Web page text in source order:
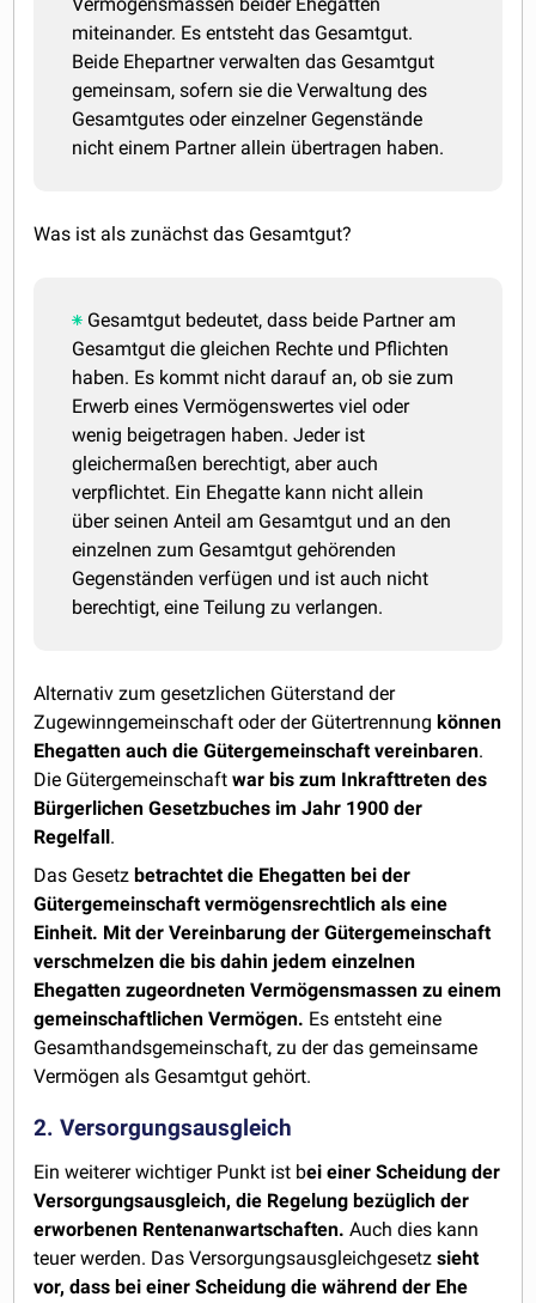
miteinander. Es entsteht das Gesamtgut.
Beide Ehepartner verwalten das Gesamtgut
gemeinsam, sofern sie die Verwaltung des
Gesamtgutes oder einzelner Gegenstände
nicht einem Partner allein übertragen haben.
Was ist als zunächst das Gesamtgut?
Gesamtgut bedeutet, dass beide Partner am
Gesamtgut die gleichen Rechte und Pflichten
haben. Es kommt nicht darauf an, ob sie zum
Erwerb eines Vermögenswertes viel oder
wenig beigetragen haben. Jeder ist
gleichermaßen berechtigt, aber auch
verpflichtet. Ein Ehegatte kann nicht allein
über seinen Anteil am Gesamtgut und an den
einzelnen zum Gesamtgut gehörenden
Gegenständen verfügen und ist auch nicht
berechtigt, eine Teilung zu verlangen.
Alternativ zum gesetzlichen Güterstand der
Zugewinngemeinschaft oder der Gütertrennung können
Ehegatten auch die Gütergemeinschaft vereinbaren.
Die Gütergemeinschaftwar bis zum Inkrafttreten des
Bürgerlichen Gesetzbuches im Jahr 1900 der
Regelfall.
Das Gesetz betrachtet die Ehegatten bei der
Gütergemeinschaft vermögensrechtlich als eine
Einheit. Mit der Vereinbarung der Gütergemeinschaft
verschmelzen die bis dahin jedem einzelnen
Ehegatten zugeordneten Vermögensmassen zu einem
gemeinschaftlichen Vermögen. Es entsteht eine
Gesamthandsgemeinschaft, zu der das gemeinsame
Vermögen als Gesamtgut gehört.
2. Versorgungsausgleich
Ein weiterer wichtiger Punkt ist bei einer Scheidung der
Versorgungsausgleich, die Regelung bezüglich der
erworbenen Rentenanwartschaften. Auch dies kann
teuer werden. Das Versorgungsausgleichgesetzsieht
vor, dass bei einer Scheidung die während der Ehe